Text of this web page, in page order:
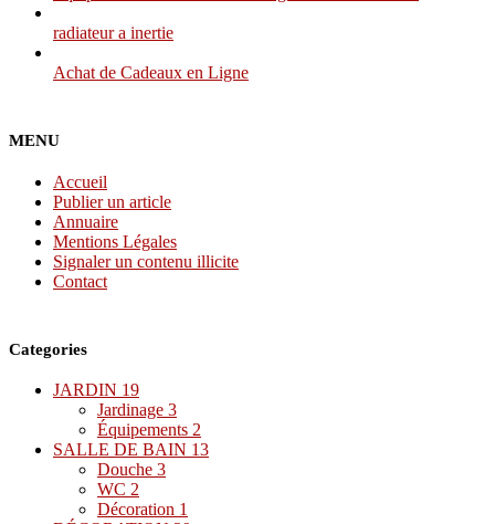
radiateur a inertie
Achat de Cadeaux en Ligne
MENU
Accueil
Publier un article
Annuaire
Mentions Légales
Signaler un contenu illicite
Contact
Categories
JARDIN 19
Jardinage 3
Équipements 2
SALLE DE BAIN 13
Douche 3
WC 2
Décoration 1